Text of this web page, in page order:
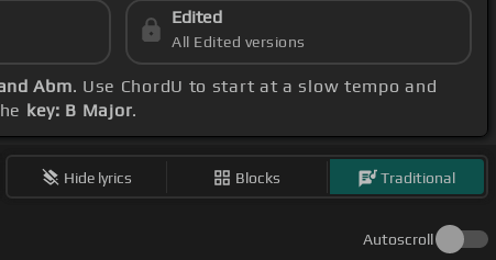
Edited
All Edited versions
Abm. Use ChordU to start at a slow tempo and
key: B Major.
Hide lyrics Blocks Traditional
Autoscroll